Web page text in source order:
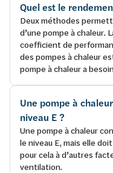
Quel est le
Deux méthodes
d’une pompe à chaleur.
coefficient de
des pompes à chaleur
pompe à chaleur a
Une pompe à
niveau E ?
Une pompe à chaleur
le niveau E, mais elle
pour cela à d’autres
ventilation.